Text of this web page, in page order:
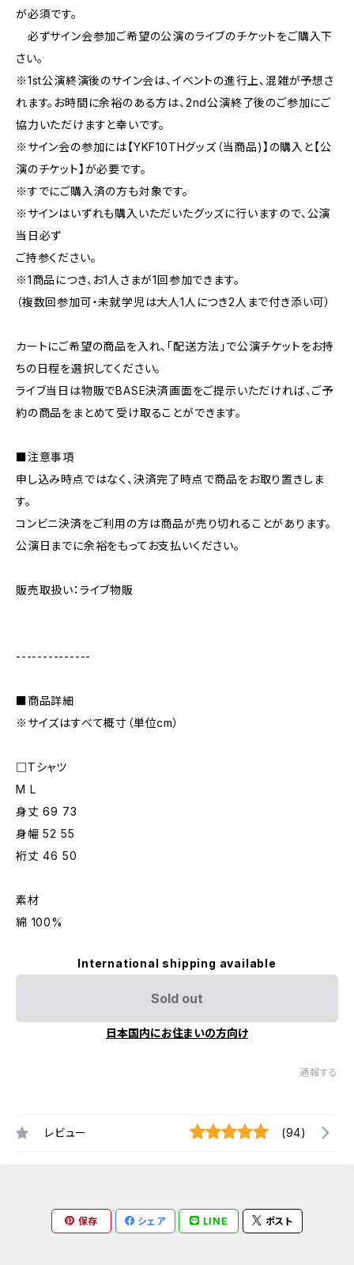
が必須です。
必ずサイン会参加ご希望の公演のライブのチケットをご購入下
さい。
※1st公演終演後のサイン会は、イベントの進行上、混雑が予想さ
れます。お時間に余裕のある方は、2nd公演終了後のご参加にご
協力いただけますと幸いです。
※サイン会の参加には【YKF10THグッズ（当商品)】の購入と【公
演のチケット】が必要です。
※すでにご購入済の方も対象です。
※サインはいずれも購入いただいたグッズに行いますので、公演
当日必ず
ご持参ください。
※1商品につき、お1人さまが1回参加できます。
（複数回参加可・未就学児は大人1人につき2人まで付き添い可）
カートにご希望の商品を入れ、「配送方法」で公演チケットをお持
ちの日程を選択してください。
ライブ当日は物販でBASE決済画面をご提示いただければ、ご予
約の商品をまとめて受け取ることができます。
■注意事項
申し込み時点ではなく、決済完了時点で商品をお取り置きしま
す。
コンビニ決済をご利用の方は商品が売り切れることがあります。
公演日までに余裕をもってお支払いください。
販売取扱い：ライブ物販
--------------
■商品詳細
※サイズはすべて概寸（単位cm）
□Tシャツ
M L
身丈 69 73
身幅 52 55
裄丈 46 50
素材
綿 100%
International shipping available
Sold out
日本国内にお住まいの方向け
通報する
レビュー (94)
保存 シェア LINE ポスト